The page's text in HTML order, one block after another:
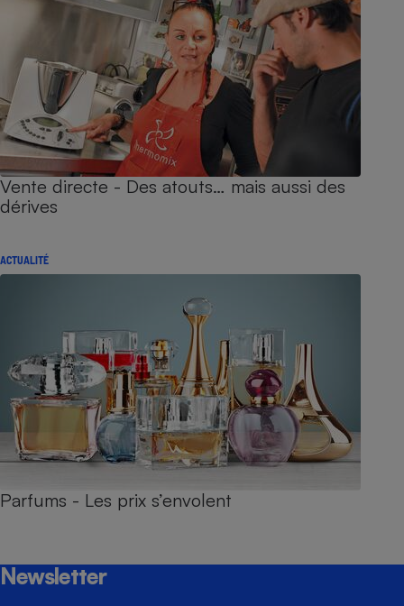
Vente directe - Des atouts… mais aussi des
dérives
ACTUALITÉ
Parfums - Les prix s’envolent
Newsletter